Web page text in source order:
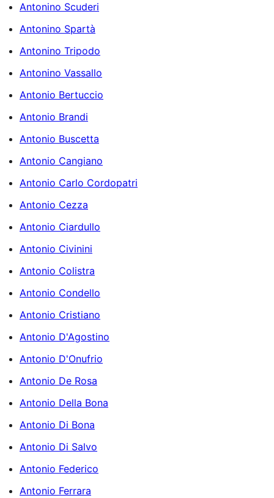
Antonino Scuderi
Antonino Spartà
Antonino Tripodo
Antonino Vassallo
Antonio Bertuccio
Antonio Brandi
Antonio Buscetta
Antonio Cangiano
Antonio Carlo Cordopatri
Antonio Cezza
Antonio Ciardullo
Antonio Civinini
Antonio Colistra
Antonio Condello
Antonio Cristiano
Antonio D'Agostino
Antonio D'Onufrio
Antonio De Rosa
Antonio Della Bona
Antonio Di Bona
Antonio Di Salvo
Antonio Federico
Antonio Ferrara